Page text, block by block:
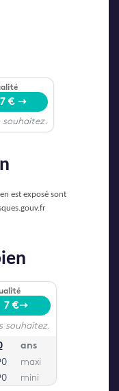
est exposé sont